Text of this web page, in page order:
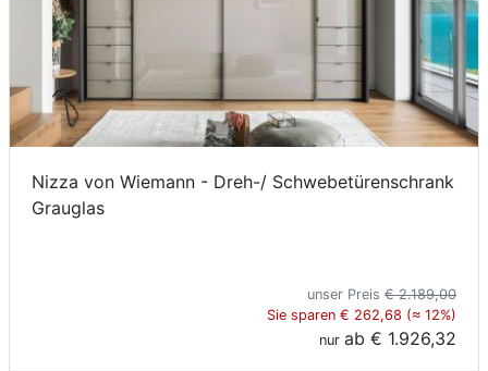
Nizza von Wiemann - Dreh-/ Schwebetürenschrank
Grauglas
unser Preis € 2.189,00
Sie sparen € 262,68 (≈ 12%)
nur ab € 1.926,32
Letz-
Deals